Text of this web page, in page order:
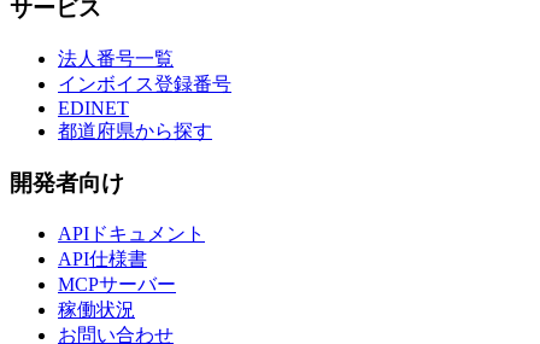
サービス
法人番号一覧
インボイス登録番号
EDINET
都道府県から探す
開発者向け
APIドキュメント
API仕様書
MCPサーバー
稼働状況
お問い合わせ